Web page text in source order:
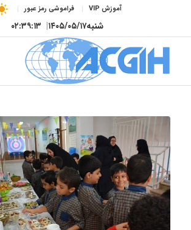
آموزش VIP فراموشی رمز عبور
شنبه۱۴۰۵/۰۵/۱۷| ۰۲:۳۹:۱۴